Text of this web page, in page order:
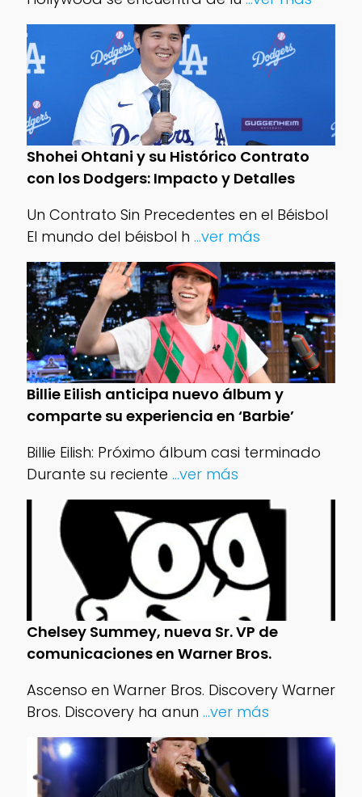
Shohei Ohtani y su Histórico Contrato
con los Dodgers: Impacto y Detalles
Un Contrato Sin Precedentes en el Béisbol
El mundo del béisbol h ...ver más
Billie Eilish anticipa nuevo álbum y
comparte su experiencia en ‘Barbie’
Billie Eilish: Próximo álbum casi terminado
Durante su reciente ...ver más
Chelsey Summey, nueva Sr. VP de
comunicaciones en Warner Bros.
Ascenso en Warner Bros. Discovery Warner
Bros. Discovery ha anun ...ver más